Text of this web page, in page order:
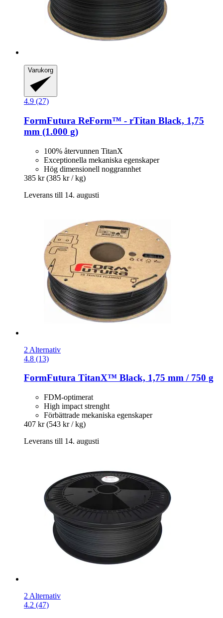
Varukorg
4.9 (27)
FormFutura ReForm™ -​ rTitan Black, 1,75
mm (1.000 g)
100% återvunnen TitanX
Exceptionella mekaniska egenskaper
Hög dimensionell noggrannhet
385 kr (385 kr / kg)
Leverans till 14. augusti
2 Alternativ
4.8 (13)
FormFutura TitanX™ Black, 1,75 mm / 750 g
FDM-optimerat
High impact strenght
Förbättrade mekaniska egenskaper
407 kr (543 kr / kg)
Leverans till 14. augusti
2 Alternativ
4.2 (47)